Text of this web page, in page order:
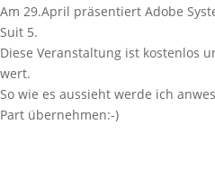
Am 29.April präsentiert Adobe
Suit 5.
Diese Veranstaltung ist kostenlos
wert.
So wie es aussieht werde ich
Part übernehmen:-)